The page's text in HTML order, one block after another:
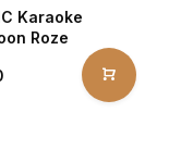
Karaoke
Roze